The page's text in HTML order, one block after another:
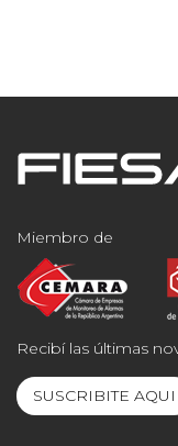
Miembro de
Recibí las últimas
SUSCRIBITE AQUI